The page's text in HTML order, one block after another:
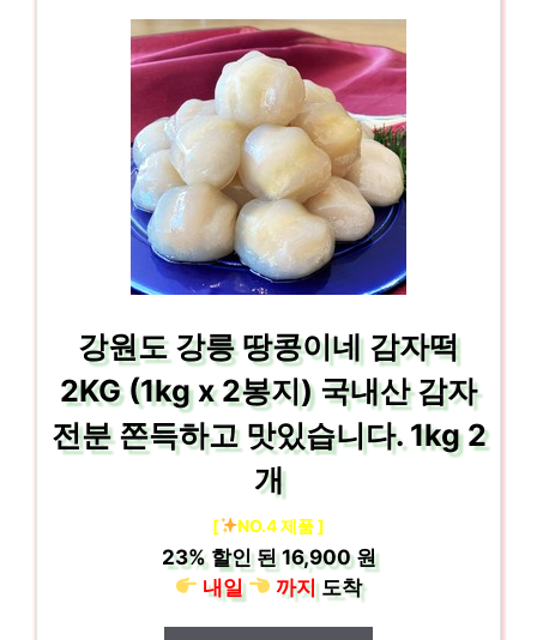
강원도 강릉 땅콩이네 감자떡
2KG (1kg x 2봉지) 국내산 감자
전분 쫀득하고 맛있습니다. 1kg 2
개
[ NO.4 제품 ]
23%할인 된16,900 원
내일
까지도착